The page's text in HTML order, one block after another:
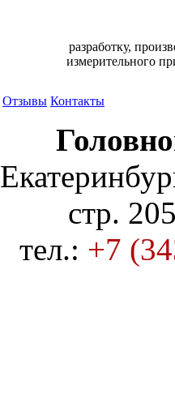
разработку,
измерительного
Отзывы Контакты
стр.
тел.: +7